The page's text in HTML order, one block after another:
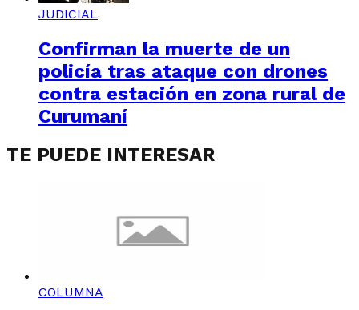
JUDICIAL
Confirman la muerte de un
policía tras ataque con drones
contra estación en zona rural de
Curumaní
TE PUEDE INTERESAR
COLUMNA